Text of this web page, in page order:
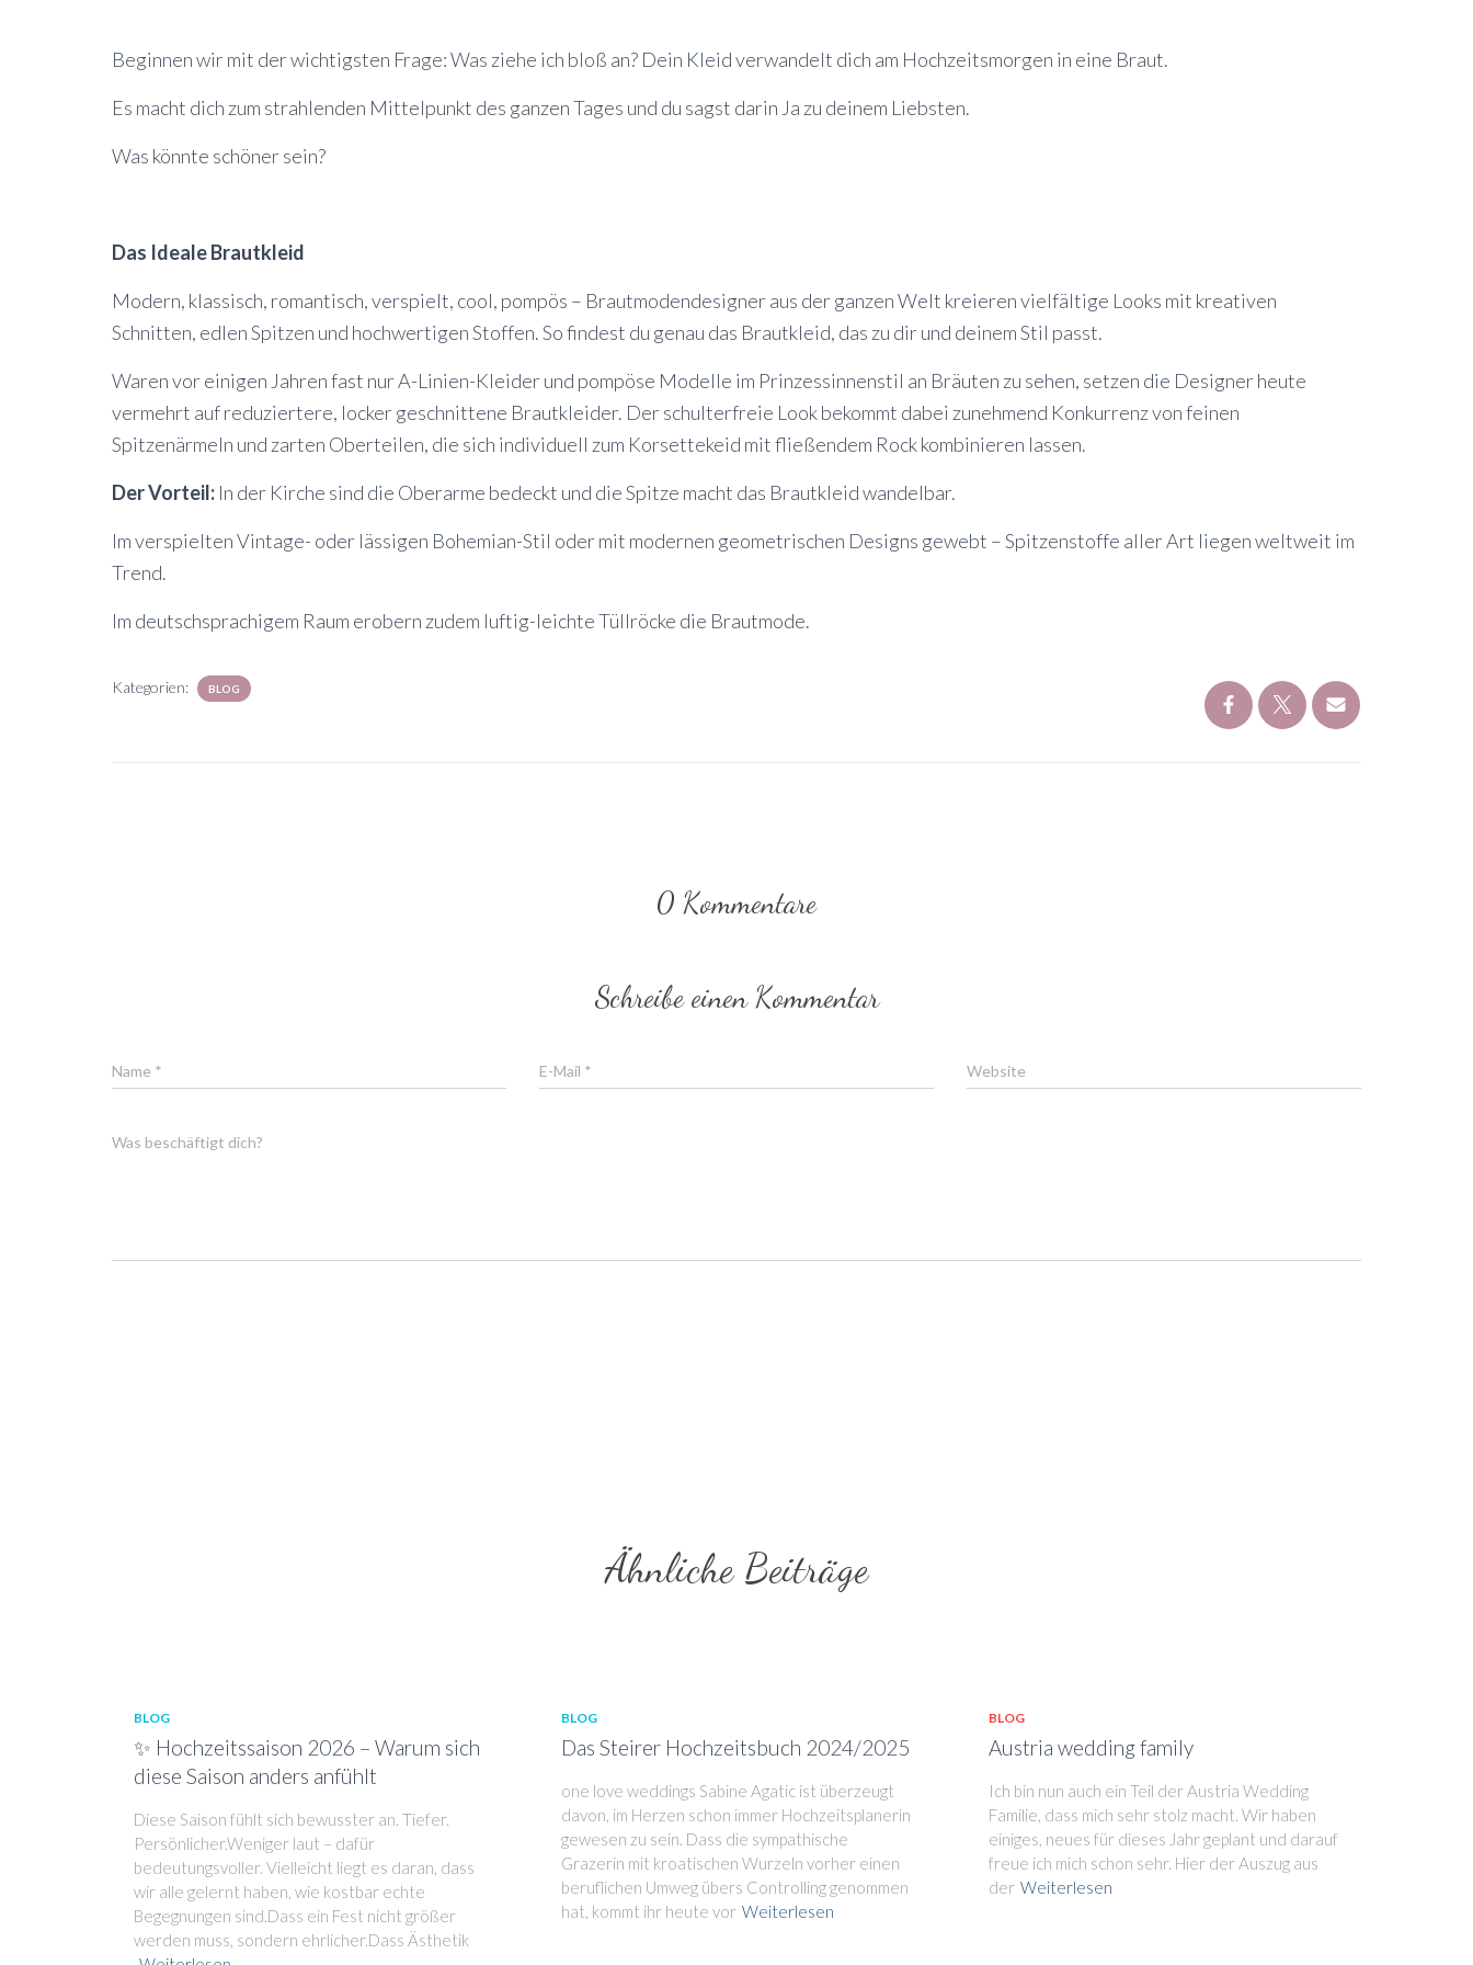
Beginnen wir mit der wichtigsten Frage: Was ziehe ich bloß an? Dein Kleid verwandelt dich am Hochzeitsmorgen in eine Braut.
Es macht dich zum strahlenden Mittelpunkt des ganzen Tages und du sagst darin Ja zu deinem Liebsten.
Was könnte schöner sein?
Das Ideale Brautkleid
Modern, klassisch, romantisch, verspielt, cool, pompös – Brautmodendesigner aus der ganzen Welt kreieren vielfältige Looks mit kreativen
Schnitten, edlen Spitzen und hochwertigen Stoffen. So findest du genau das Brautkleid, das zu dir und deinem Stil passt.
Waren vor einigen Jahren fast nur A-Linien-Kleider und pompöse Modelle im Prinzessinnenstil an Bräuten zu sehen, setzen die Designer heute
vermehrt auf reduziertere, locker geschnittene Brautkleider. Der schulterfreie Look bekommt dabei zunehmend Konkurrenz von feinen
Spitzenärmeln und zarten Oberteilen, die sich individuell zum Korsettekeid mit fließendem Rock kombinieren lassen.
Der Vorteil: In der Kirche sind die Oberarme bedeckt und die Spitze macht das Brautkleid wandelbar.
Im verspielten Vintage- oder lässigen Bohemian-Stil oder mit modernen geometrischen Designs gewebt – Spitzenstoffe aller Art liegen weltweit im
Trend.
Im deutschsprachigem Raum erobern zudem luftig-leichte Tüllröcke die Brautmode.
Kategorien: BLOG
0 Kommentare
Schreibe einen Kommentar
Name * E-Mail * Website
Was beschäftigt dich?
Ähnliche Beiträge
BLOG
✨ Hochzeitssaison 2026 – Warum sich
diese Saison anders anfühlt
Diese Saison fühlt sich bewusster an. Tiefer.
Persönlicher.Weniger laut – dafür
bedeutungsvoller. Vielleicht liegt es daran, dass
wir alle gelernt haben, wie kostbar echte
Begegnungen sind.Dass ein Fest nicht größer
werden muss, sondern ehrlicher.Dass Ästhetik
BLOG
Das Steirer Hochzeitsbuch 2024/2025
one love weddings Sabine Agatic ist überzeugt
davon, im Herzen schon immer Hochzeitsplanerin
gewesen zu sein. Dass die sympathische
Grazerin mit kroatischen Wurzeln vorher einen
beruflichen Umweg übers Controlling genommen
hat, kommt ihr heute vor Weiterlesen
BLOG
Austria wedding family
Ich bin nun auch ein Teil der Austria Wedding
Familie, dass mich sehr stolz macht. Wir haben
einiges, neues für dieses Jahr geplant und darauf
freue ich mich schon sehr. Hier der Auszug aus
der Weiterlesen